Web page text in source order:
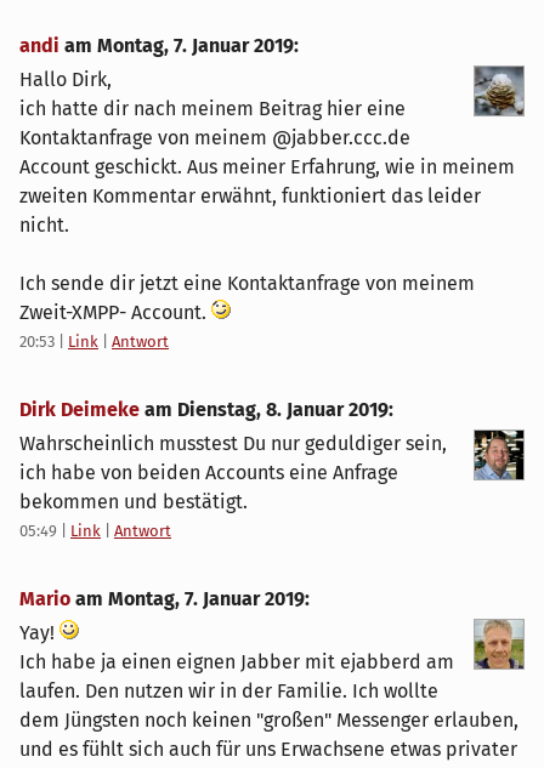
andi am Montag, 7. Januar 2019:
Hallo Dirk,
ich hatte dir nach meinem Beitrag hier eine
Kontaktanfrage von meinem @jabber.ccc.de
Account geschickt. Aus meiner Erfahrung, wie in meinem
zweiten Kommentar erwähnt, funktioniert das leider
nicht.
Ich sende dir jetzt eine Kontaktanfrage von meinem
Zweit-XMPP- Account.
20:53 Link Antwort
Dirk Deimeke am Dienstag, 8. Januar 2019:
Wahrscheinlich musstest Du nur geduldiger sein,
ich habe von beiden Accounts eine Anfrage
bekommen und bestätigt.
05:49 Link Antwort
Mario am Montag, 7. Januar 2019:
Yay!
Ich habe ja einen eignen Jabber mit ejabberd am
laufen. Den nutzen wir in der Familie. Ich wollte
dem Jüngsten noch keinen "großen" Messenger erlauben,
und es fühlt sich auch für uns Erwachsene etwas privater